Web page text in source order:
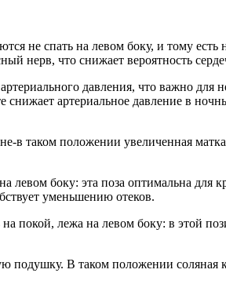
не спать на левом боку, и тому есть
нерв, что снижает вероятность
давления, что важно для
артериальное давление в
таком положении увеличенная
боку: эта поза оптимальна для
уменьшению отеков.
лежа на левом боку: в этой
В таком положении соляная